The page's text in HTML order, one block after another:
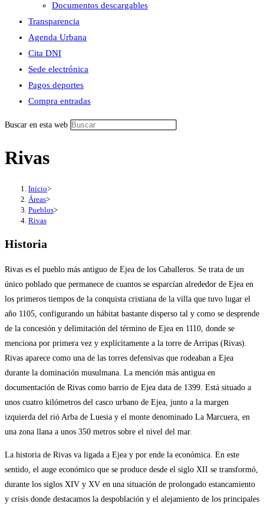
Documentos descargables
Transparencia
Agenda Urbana
Cita DNI
Sede electrónica
Pagos deportes
Compra entradas
Buscar en esta web
Rivas
Inicio>
Áreas>
Pueblos>
Rivas
Historia
Rivas es el pueblo más antiguo de Ejea de los Caballeros. Se trata de un
único poblado que permanece de cuantos se esparcían alrededor de Ejea en
los primeros tiempos de la conquista cristiana de la villa que tuvo lugar el
año 1105, configurando un hábitat bastante disperso tal y como se desprende
de la concesión y delimitación del término de Ejea en 1110, donde se
menciona por primera vez y explícitamente a la torre de Arripas (Rivas).
Rivas aparece como una de las torres defensivas que rodeaban a Ejea
durante la dominación musulmana. La mención más antigua en
documentación de Rivas como barrio de Ejea data de 1399. Está situado a
unos cuatro kilómetros del casco urbano de Ejea, junto a la margen
izquierda del rió Arba de Luesia y el monte denominado La Marcuera, en
una zona llana a unos 350 metros sobre el nivel del mar.
La historia de Rivas va ligada a Ejea y por ende la económica. En este
sentido, el auge económico que se produce desde el siglo XII se transformó,
durante los siglos XIV y XV en una situación de prolongado estancamiento
y crisis donde destacamos la despoblación y el alejamiento de los principales